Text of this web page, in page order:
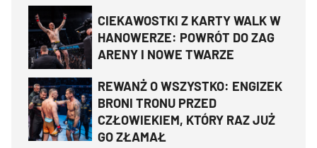
CIEKAWOSTKI Z KARTY WALK W
HANOWERZE: POWRÓT DO ZAG
ARENY I NOWE TWARZE
REWANŻ O WSZYSTKO: ENGIZEK
BRONI TRONU PRZED
CZŁOWIEKIEM, KTÓRY RAZ JUŻ
GO ZŁAMAŁ